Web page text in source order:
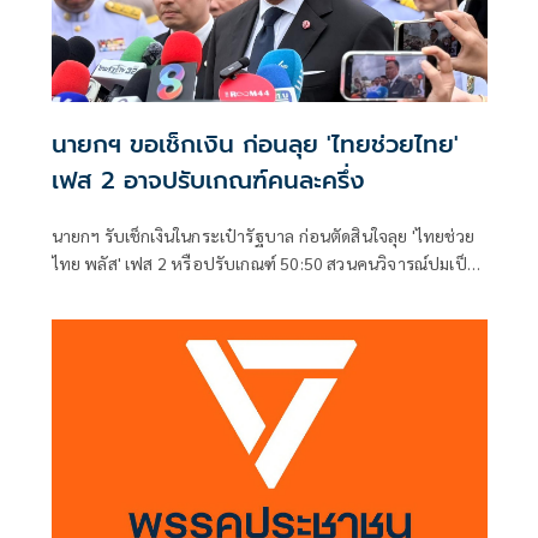
นายกฯ ขอเช็กเงิน ก่อนลุย 'ไทยช่วยไทย'
เฟส 2 อาจปรับเกณฑ์คนละครึ่ง
นายกฯ รับเช็กเงินในกระเป๋ารัฐบาล ก่อนตัดสินใจลุย 'ไทยช่วย
ไทย พลัส' เฟส 2 หรือปรับเกณฑ์ 50:50 สวนคนวิจารณ์ปมเป็น
แข็งแรง